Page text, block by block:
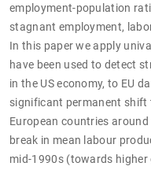
employment-population
stagnant employment,
In this paper we apply
have been used to detect
in the US economy, to EU
significant permanent
European countries
break in mean labour
mid-1990s (towards